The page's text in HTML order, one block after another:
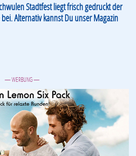
Stadtfest liegt frisch gedruckt der
bei. Alternativ kannst Du unser Magazin
— WERBUNG —